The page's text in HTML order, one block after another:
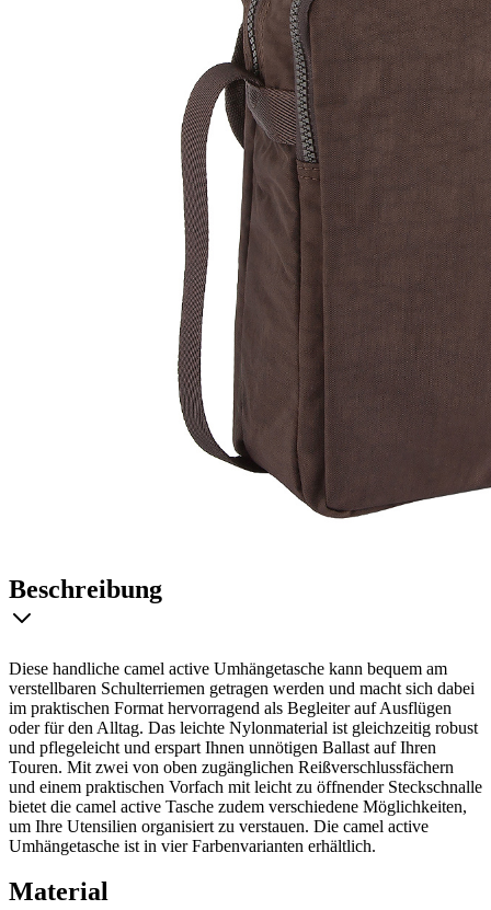
Beschreibung
Diese handliche camel active Umhängetasche kann bequem am
verstellbaren Schulterriemen getragen werden und macht sich dabei
im praktischen Format hervorragend als Begleiter auf Ausflügen
oder für den Alltag. Das leichte Nylonmaterial ist gleichzeitig robust
und pflegeleicht und erspart Ihnen unnötigen Ballast auf Ihren
Touren. Mit zwei von oben zugänglichen Reißverschlussfächern
und einem praktischen Vorfach mit leicht zu öffnender Steckschnalle
bietet die camel active Tasche zudem verschiedene Möglichkeiten,
um Ihre Utensilien organisiert zu verstauen. Die camel active
Umhängetasche ist in vier Farbenvarianten erhältlich.
Material